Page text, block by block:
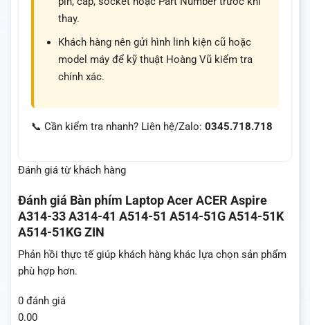
thay.
Khách hàng nên gửi hình linh kiện cũ hoặc
model máy để kỹ thuật Hoàng Vũ kiểm tra
chính xác.
📞 Cần kiểm tra nhanh? Liên hệ/Zalo: 0345.718.718
Đánh giá từ khách hàng
Đánh giá Bàn phím Laptop Acer ACER Aspire
A314-33 A314-41 A514-51 A514-51G A514-51K
A514-51KG ZIN
Phản hồi thực tế giúp khách hàng khác lựa chọn sản phẩm
phù hợp hơn.
0 đánh giá
0.00